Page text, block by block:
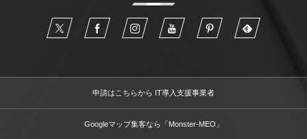
申請はこちらから IT導入支援事業者
Googleマップ集客なら「Monster-MEO」